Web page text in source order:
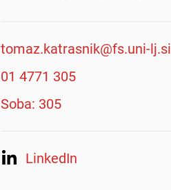
tomaz.katrasnik@fs.uni-lj.si
01 4771 305
Soba: 305
LinkedIn